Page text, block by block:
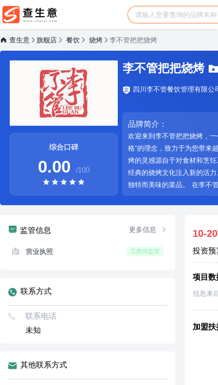
查生意 旗舰店 餐饮 烧烤 李不管把把烧烤
综合口碑
0.00 /100
李不管把把烧烤
四川李不管餐饮管理有限公
品牌简介：
欢迎来到李不管把把烧烤，
格”的理念，致力于为您带来
烤的灵感源自于对食材和烹
经典的烧烤文化注入新的活
独特而美味的菜品。 在李不
监管信息 更多信息
营业执照 工商局监管
联系方式
联系电话
未知
其他联系方式
10-
投资预
项目数
信息来
加盟扶